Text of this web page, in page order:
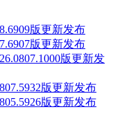
版更新发布
版更新发布
版更新发
版更新发布
版更新发布